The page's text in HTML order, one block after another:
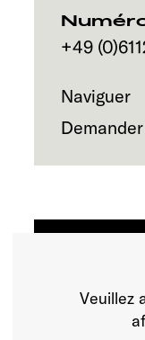
+49
Naviguer
Veuillez